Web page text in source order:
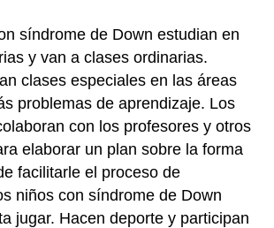
síndrome de Down estudian en
y van a clases ordinarias.
clases especiales en las áreas
problemas de aprendizaje. Los
con los profesores y otros
elaborar un plan sobre la forma
facilitarle el proceso de
niños con síndrome de Down
jugar. Hacen deporte y participan